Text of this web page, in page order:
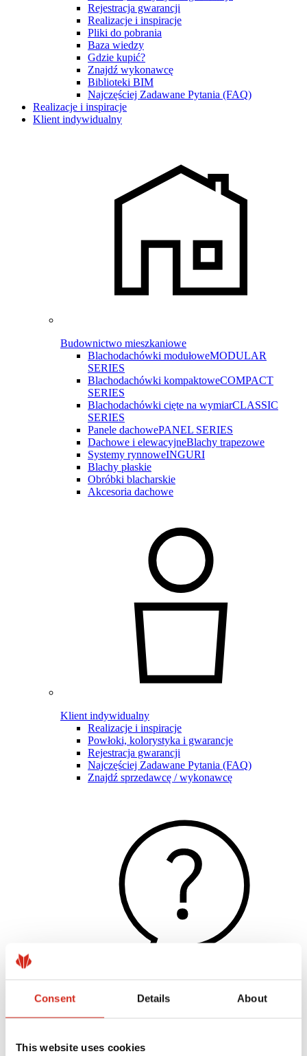
Consent Details About
This website uses cookies
Rejestracja gwarancji
Realizacje i inspiracje
Pliki do pobrania
Baza wiedzy
Gdzie kupić?
Znajdź wykonawcę
Biblioteki BIM
Najczęściej Zadawane Pytania (FAQ)
Realizacje i inspiracje
Klient indywidualny
Budownictwo mieszkaniowe
Blachodachówki modułoweMODULAR
SERIES
Blachodachówki kompaktoweCOMPACT
SERIES
Blachodachówki cięte na wymiarCLASSIC
SERIES
Panele dachowePANEL SERIES
Dachowe i elewacyjneBlachy trapezowe
Systemy rynnoweINGURI
Blachy płaskie
Obróbki blacharskie
Akcesoria dachowe
Klient indywidualny
Realizacje i inspiracje
Powłoki, kolorystyka i gwarancje
Rejestracja gwarancji
Najczęściej Zadawane Pytania (FAQ)
Znajdź sprzedawcę / wykonawcę
Pomocne linki
Pliki do pobrania